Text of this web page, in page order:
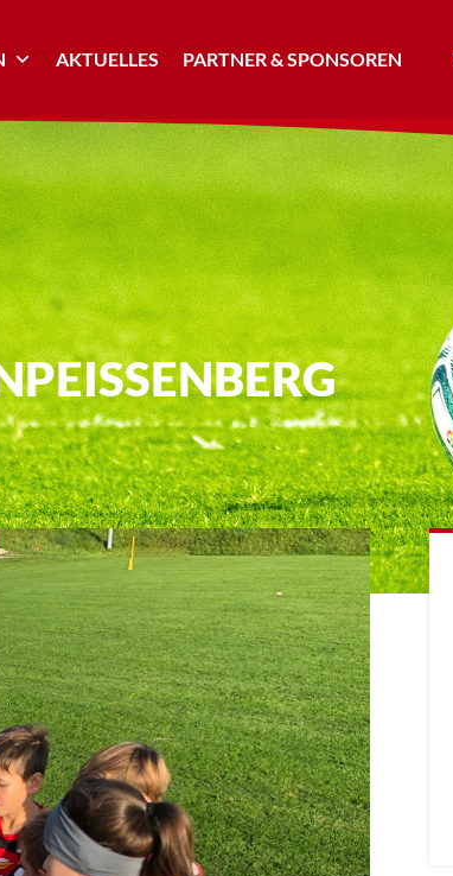
AKTUELLES PARTNER & SPONSOREN